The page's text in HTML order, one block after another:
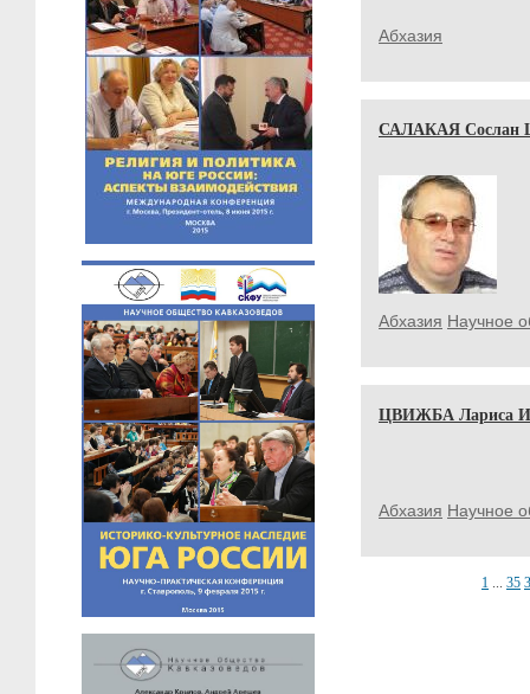
Абхазия
САЛАКАЯ Сослан
Абхазия Научное
ЦВИЖБА Лариса
Абхазия Научное
1 ... 35